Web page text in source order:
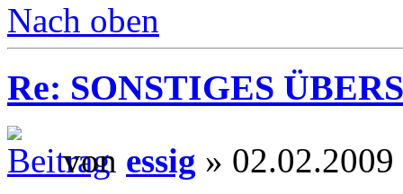
Nach oben
Re: SONSTIGES
von essig »